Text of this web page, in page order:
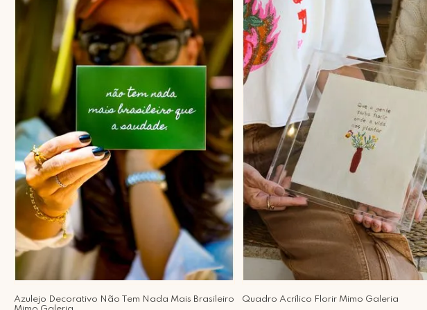
Azulejo Decorativo Não Tem Nada Mais Brasileiro
Quadro Acrílico Florir Mimo Galeria